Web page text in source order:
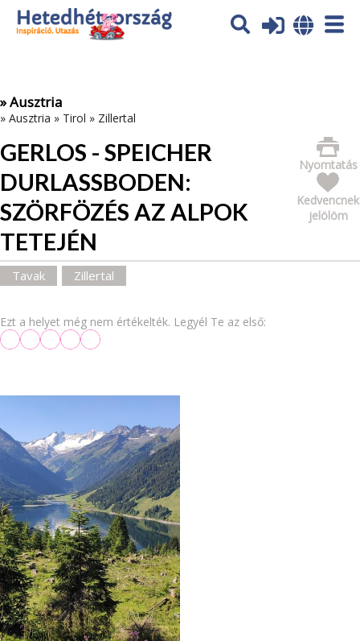
Az oldal sütiket (cookies) használ. További tájékoztatás itt:
Adatvédelmi tájékoztató
» Ausztria
» Ausztria » Tirol » Zillertal
GERLOS - SPEICHER
DURLASSBODEN: S
ZÖRFÖZÉS AZ ALPOK T
ETEJÉN
Nyomtatás
Kedvencnek
jelölöm
Tavak Zillertal
Ezt a helyet még nem értékelték. Legyél Te az első: